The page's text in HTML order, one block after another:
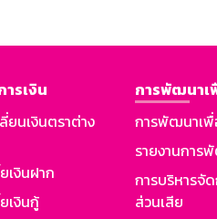
รเงิน
ยนเงินตราต่าง
เงินฝาก
เงินกู้
การพัฒนาเ
การพัฒนาเพื่
รายงานการ
การบริหารจั
ส่วนเสีย